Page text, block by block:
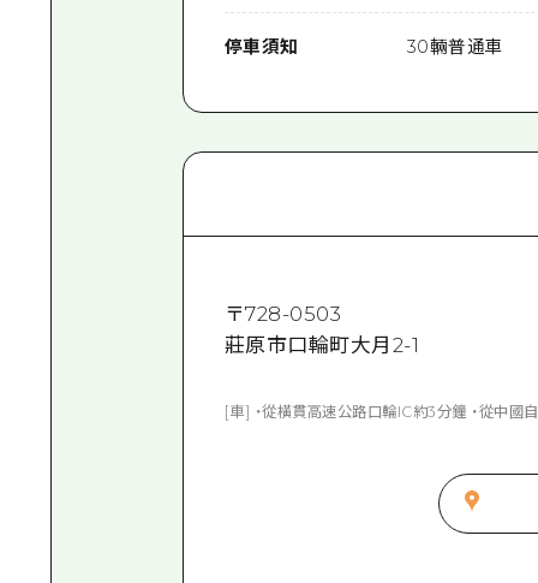
停車須知 30輛普通車
〒728-0503
莊原市口輪町大月2-1
[車] ・從橫貫高速公路口輪IC約3分鐘 ・從中國